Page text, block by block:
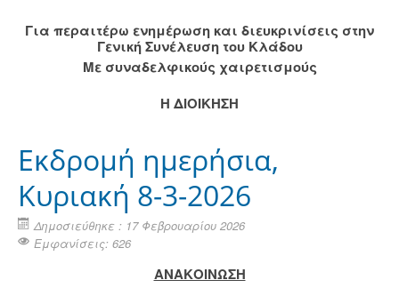
Για περαιτέρω ενημέρωση και διευκρινίσεις στην
Γενική Συνέλευση του Κλάδου
Με συναδελφικούς χαιρετισμούς
Η ΔΙΟΙΚΗΣΗ
Εκδρομή ημερήσια,
Κυριακή 8-3-2026
Δημοσιεύθηκε : 17 Φεβρουαρίου 2026
Εμφανίσεις: 626
ΑΝΑΚΟΙΝΩΣΗ